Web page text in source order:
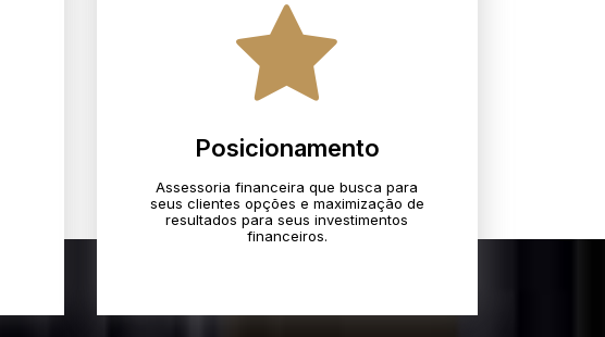
Posicionamento
Assessoria financeira que busca para
seus clientes opções e maximização de
resultados para seus investimentos
financeiros.